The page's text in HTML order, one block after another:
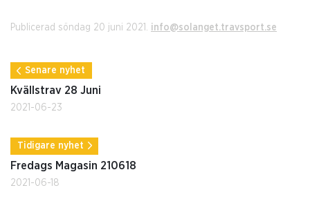
Publicerad söndag 20 juni 2021. info@solanget.travsport.se
Senare nyhet
Kvällstrav 28 Juni
2021-06-23
Tidigare nyhet
Fredags Magasin 210618
2021-06-18